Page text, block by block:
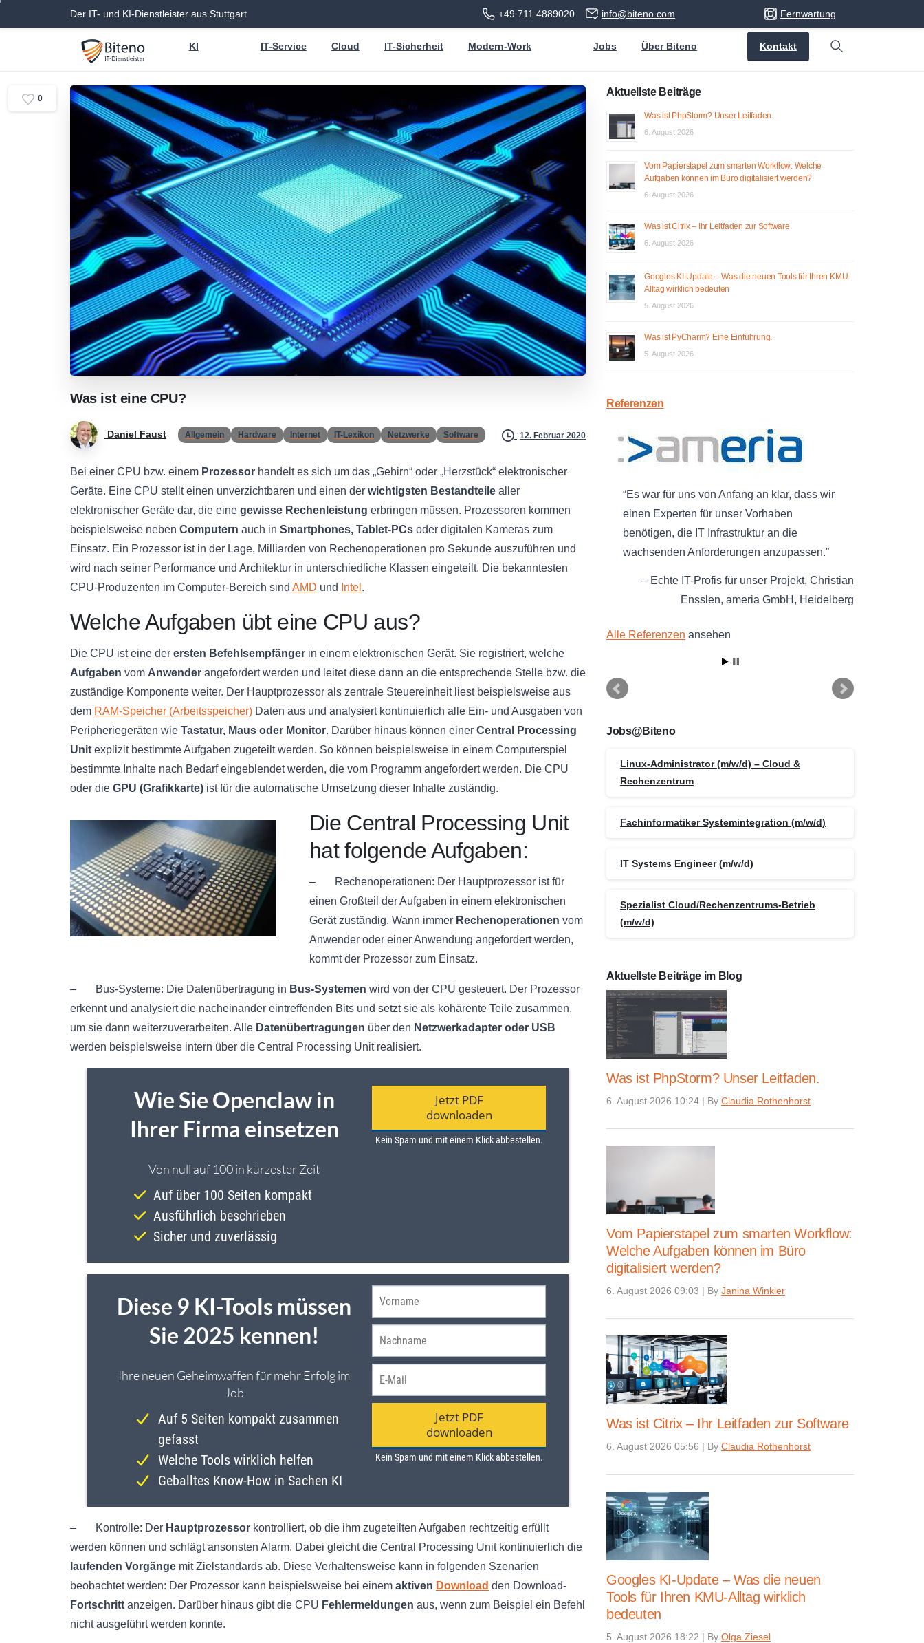
Der IT- und KI-Dienstleister aus Stuttgart +49 711 4889020 info@biteno.com Fernwartung
KI IT-Service Cloud IT-Sicherheit Modern-Work Jobs Über Biteno Kontakt
Search
Was ist eine CPU?
Daniel Faust Allgemein Hardware Internet IT-Lexikon Netzwerke Software 12. Februar 2020
Bei einer CPU bzw. einem Prozessor handelt es sich um das „Gehirn“ oder „Herzstück“ elektronischer
Geräte. Eine CPU stellt einen unverzichtbaren und einen der wichtigsten Bestandteile aller
elektronischer Geräte dar, die eine gewisse Rechenleistung erbringen müssen. Prozessoren kommen
beispielsweise neben Computern auch in Smartphones, Tablet-PCs oder digitalen Kameras zum
Einsatz. Ein Prozessor ist in der Lage, Milliarden von Rechenoperationen pro Sekunde auszuführen und
wird nach seiner Performance und Architektur in unterschiedliche Klassen eingeteilt. Die bekanntesten
CPU-Produzenten im Computer-Bereich sind AMD und Intel .
Welche Aufgaben übt eine CPU aus?
Die CPU ist eine der ersten Befehlsempfänger in einem elektronischen Gerät. Sie registriert, welche
Aufgaben vom Anwender angefordert werden und leitet diese dann an die entsprechende Stelle bzw. die
zuständige Komponente weiter. Der Hauptprozessor als zentrale Steuereinheit liest beispielsweise aus
dem RAM-Speicher (Arbeitsspeicher) Daten aus und analysiert kontinuierlich alle Ein- und Ausgaben von
Peripheriegeräten wie Tastatur, Maus oder Monitor. Darüber hinaus können einer Central Processing
Unit explizit bestimmte Aufgaben zugeteilt werden. So können beispielsweise in einem Computerspiel
bestimmte Inhalte nach Bedarf eingeblendet werden, die vom Programm angefordert werden. Die CPU
oder die GPU (Grafikkarte) ist für die automatische Umsetzung dieser Inhalte zuständig.
Die Central Processing Unit
hat folgende Aufgaben:
– Rechenoperationen: Der Hauptprozessor ist für
einen Großteil der Aufgaben in einem elektronischen
Gerät zuständig. Wann immer Rechenoperationen vom
Anwender oder einer Anwendung angefordert werden,
kommt der Prozessor zum Einsatz.
– Bus-Systeme: Die Datenübertragung in Bus-Systemen wird von der CPU gesteuert. Der Prozessor
erkennt und analysiert die nacheinander eintreffenden Bits und setzt sie als kohärente Teile zusammen,
um sie dann weiterzuverarbeiten. Alle Datenübertragungen über den Netzwerkadapter oder USB
werden beispielsweise intern über die Central Processing Unit realisiert.
– Kontrolle: Der Hauptprozessor kontrolliert, ob die ihm zugeteilten Aufgaben rechtzeitig erfüllt
werden können und schlägt ansonsten Alarm. Dabei gleicht die Central Processing Unit kontinuierlich die
laufenden Vorgänge mit Zielstandards ab. Diese Verhaltensweise kann in folgenden Szenarien
beobachtet werden: Der Prozessor kann beispielsweise bei einem aktiven Download den Download-
Fortschritt anzeigen. Darüber hinaus gibt die CPU Fehlermeldungen aus, wenn zum Beispiel ein Befehl
nicht ausgeführt werden konnte.
0
Aktuellste Beiträge
Was ist PhpStorm? Unser Leitfaden.
6. August 2026
Vom Papierstapel zum smarten Workflow: Welche
Aufgaben können im Büro digitalisiert werden?
6. August 2026
Was ist Citrix – Ihr Leitfaden zur Software
6. August 2026
Googles KI-Update – Was die neuen Tools für Ihren KMU-
Alltag wirklich bedeuten
5. August 2026
Was ist PyCharm? Eine Einführung.
5. August 2026
Referenzen
Es war für uns von Anfang an klar, dass wir
einen Experten für unser Vorhaben
benötigen, die IT Infrastruktur an die
wachsenden Anforderungen anzupassen.
Echte IT-Profis für unser Projekt Christian
Ensslen ameria GmbH Heidelberg
Alle Referenzen ansehen
Jobs@Biteno
Linux-Administrator (m/w/d) – Cloud &
Rechenzentrum
Fachinformatiker Systemintegration (m/w/d)
IT Systems Engineer (m/w/d)
Spezialist Cloud/Rechenzentrums-Betrieb
(m/w/d)
Aktuellste Beiträge im Blog
Was ist PhpStorm? Unser Leitfaden.
6. August 2026 10:24 | By Claudia Rothenhorst
Vom Papierstapel zum smarten Workflow:
Welche Aufgaben können im Büro
digitalisiert werden?
6. August 2026 09:03 | By Janina Winkler
Was ist Citrix – Ihr Leitfaden zur Software
6. August 2026 05:56 | By Claudia Rothenhorst
Googles KI-Update – Was die neuen
Tools für Ihren KMU-Alltag wirklich
bedeuten
5. August 2026 18:22 | By Olga Ziesel